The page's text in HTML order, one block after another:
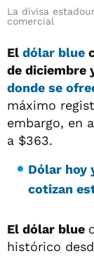
La divisa
comercial
El dólar blue
de diciembre
donde se
máximo
embargo, en
a $363.
Dólar hoy
cotizan
El dólar blue
histórico